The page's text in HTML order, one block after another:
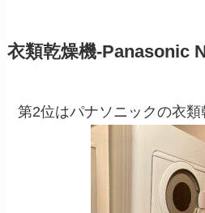
衣類乾燥機-Panasonic
第2位はパナソニックの衣類